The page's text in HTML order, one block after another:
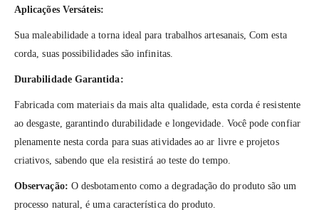
Aplicações Versáteis:
Sua maleabilidade a torna ideal para trabalhos artesanais, Com esta
corda, suas possibilidades são infinitas.
Durabilidade Garantida:
Fabricada com materiais da mais alta qualidade, esta corda é resistente
ao desgaste, garantindo durabilidade e longevidade. Você pode confiar
plenamente nesta corda para suas atividades ao ar livre e projetos
criativos, sabendo que ela resistirá ao teste do tempo.
Observação: O desbotamento como a degradação do produto são um
processo natural, é uma característica do produto.